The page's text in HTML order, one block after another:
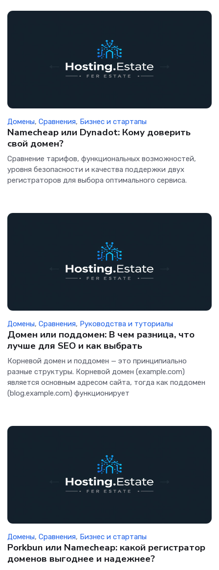
Домены, Сравнения, Бизнес и стартапы
Namecheap или Dynadot: Кому доверить
свой домен?
Сравнение тарифов, функциональных возможностей,
уровня безопасности и качества поддержки двух
регистраторов для выбора оптимального сервиса.
Домены, Сравнения, Руководства и туториалы
Домен или поддомен: В чем разница, что
лучше для SEO и как выбрать
Корневой домен и поддомен — это принципиально
разные структуры. Корневой домен (example.com)
является основным адресом сайта, тогда как поддомен
(blog.example.com) функционирует
Домены, Сравнения, Бизнес и стартапы
Porkbun или Namecheap: какой регистратор
доменов выгоднее и надежнее?